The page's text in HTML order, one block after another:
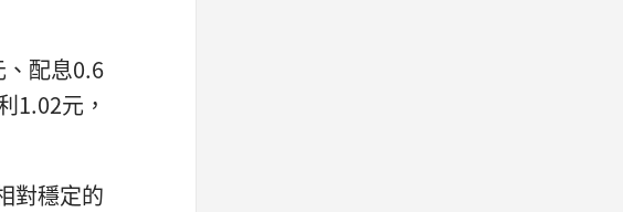
配息0.6
1.02元，
對穩定的